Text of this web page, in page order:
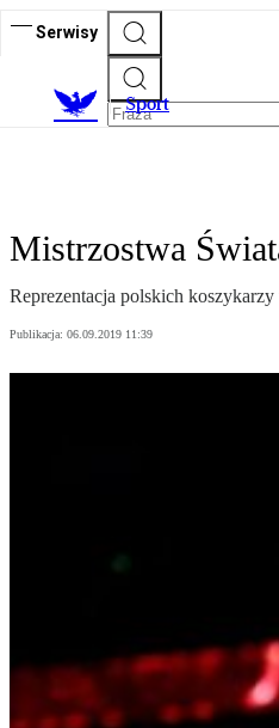
Serwisy
Sport
Mistrzostwa
Reprezentacja polskich
Publikacja: 06.09.2019 11:39